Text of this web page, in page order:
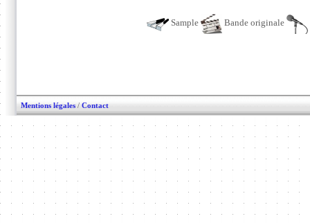
Sample Bande originale
Mentions légales / Contact